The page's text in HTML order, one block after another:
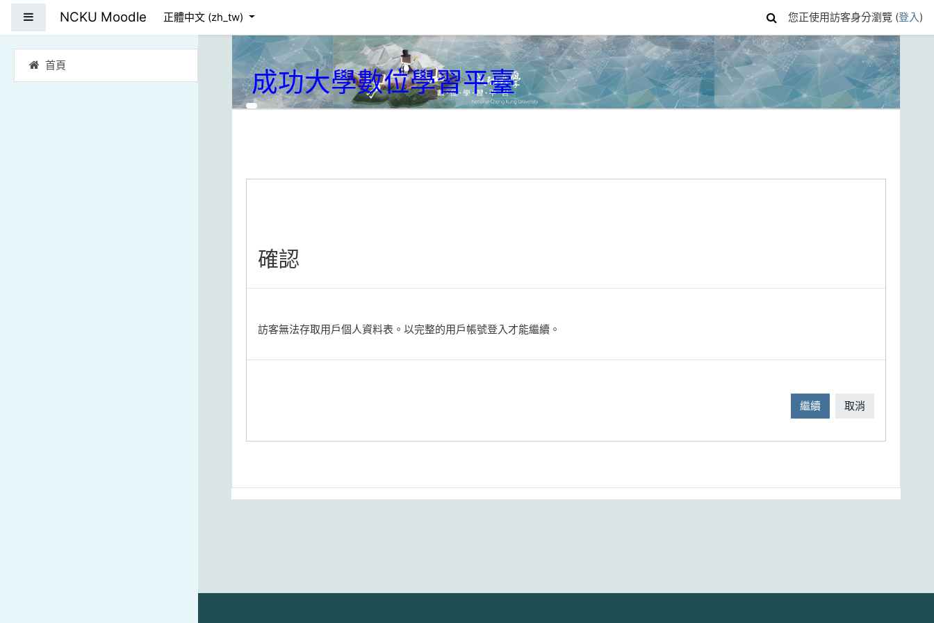
首頁
NCKU Moodle 正體中文 ‎(zh_tw)‎ 您正使用訪客身分瀏覽 (登入)
成功大學數位學習平臺
確認
訪客無法存取用戶個人資料表。以完整的用戶帳號登入才能繼續。
繼續 取消